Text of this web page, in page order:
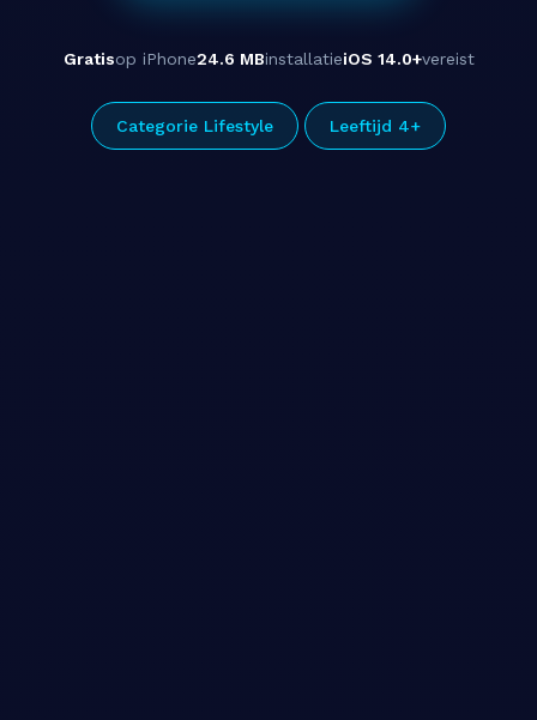
Gratisop iPhone24.6 MBinstallatieiOS 14.0+vereist
Categorie Lifestyle Leeftijd 4+